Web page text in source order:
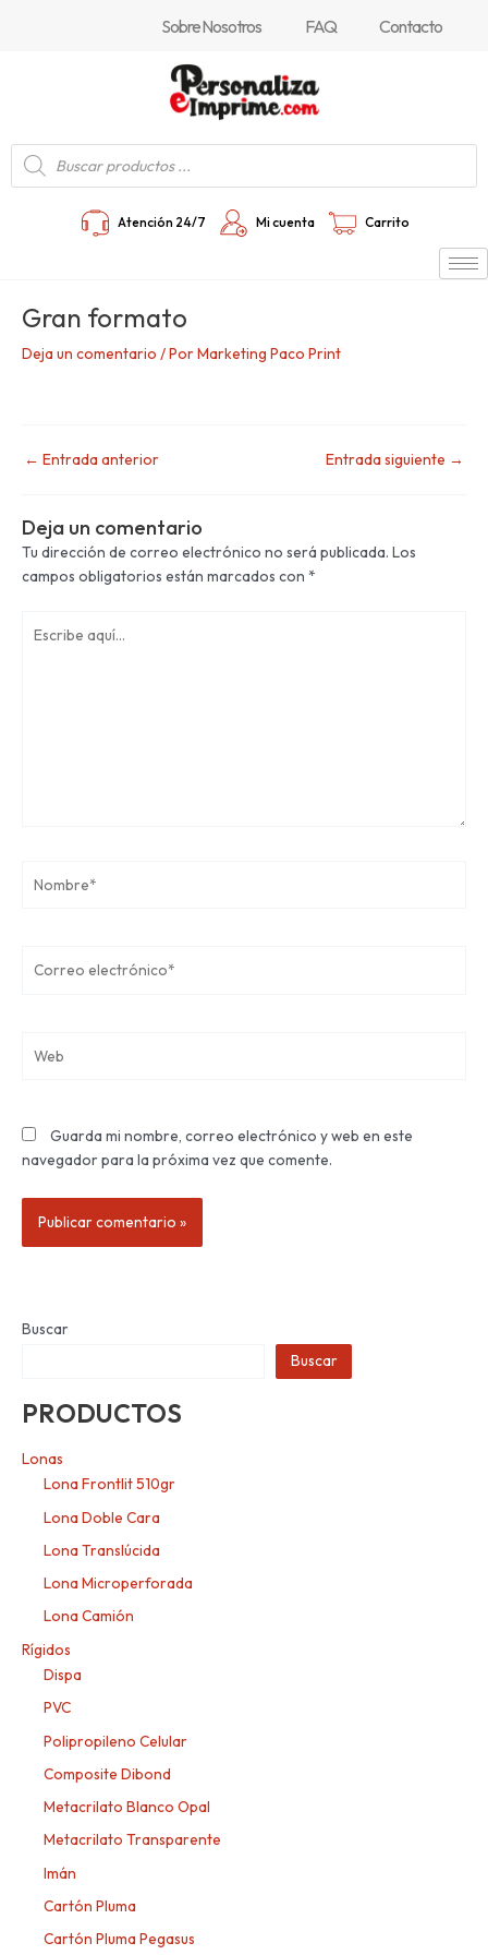
Sobre Nosotros FAQ Contacto
Búsqueda
de
productos
Atención 24/7 Mi cuenta Carrito
Gran formato
Deja un comentario / PorMarketing Paco Print
← Entrada anterior Entrada siguiente →
Deja un comentario
Tu dirección de correo electrónico no será publicada. Los
campos obligatorios están marcados con *
aquí...
electrónico*
Guarda mi nombre, correo electrónico y web en este
navegador para la próxima vez que comente.
Buscar
Buscar
PRODUCTOS
Lonas
Lona Frontlit 510gr
Lona Doble Cara
Lona Translúcida
Lona Microperforada
Lona Camión
Rígidos
Dispa
PVC
Polipropileno Celular
Composite Dibond
Metacrilato Blanco Opal
Metacrilato Transparente
Imán
Cartón Pluma
Cartón Pluma Pegasus